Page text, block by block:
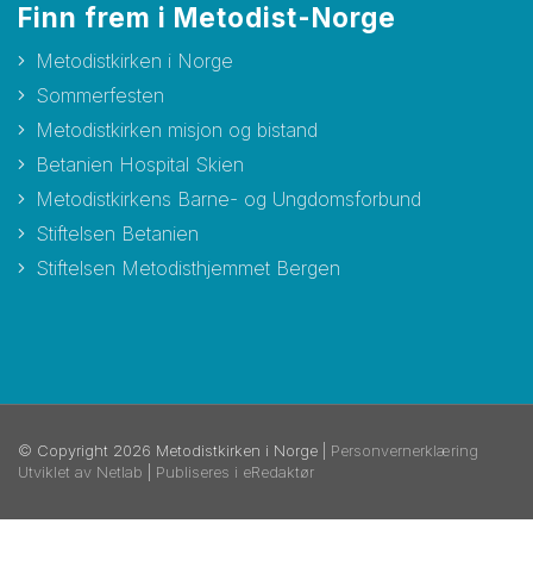
Finn frem i Metodist-Norge
Metodistkirken i Norge
Sommerfesten
Metodistkirken misjon og bistand
Betanien Hospital Skien
Metodistkirkens Barne- og Ungdomsforbund
Stiftelsen Betanien
Stiftelsen Metodisthjemmet Bergen
© Copyright 2026 Metodistkirken i Norge | Personvernerklæring
Utviklet av Netlab
Publiseres i eRedaktør